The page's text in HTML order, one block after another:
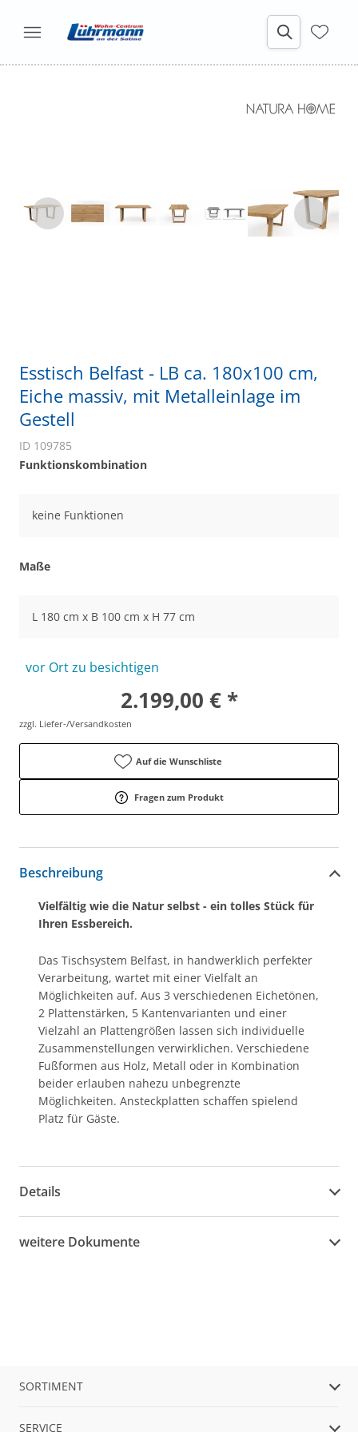
Esstisch Belfast - LB ca. 180x100 cm,
Eiche massiv, mit Metalleinlage im
Gestell
ID 109785
Funktionskombination
keine Funktionen
Maße
L 180 cm x B 100 cm x H 77 cm
vor Ort zu besichtigen
2.199,00 € *
zzgl. Liefer-/Versandkosten
Auf die Wunschliste
Fragen zum Produkt
Beschreibung
Vielfältig wie die Natur selbst - ein tolles Stück für
Ihren Essbereich.
Das Tischsystem Belfast, in handwerklich perfekter
Verarbeitung, wartet mit einer Vielfalt an
Möglichkeiten auf. Aus 3 verschiedenen Eichetönen,
2 Plattenstärken, 5 Kantenvarianten und einer
Vielzahl an Plattengrößen lassen sich individuelle
Zusammenstellungen verwirklichen. Verschiedene
Fußformen aus Holz, Metall oder in Kombination
beider erlauben nahezu unbegrenzte
Möglichkeiten. Ansteckplatten schaffen spielend
Platz für Gäste.
Details
weitere Dokumente
SORTIMENT
SERVICE